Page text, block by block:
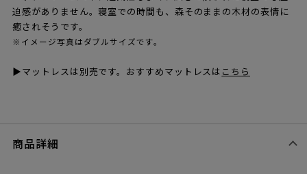
迫感がありません。寝室での時間も、森そのままの木材の表情に
癒されそうです。
※イメージ写真はダブルサイズです。
▶マットレスは別売です。おすすめマットレスは こちら
商品詳細